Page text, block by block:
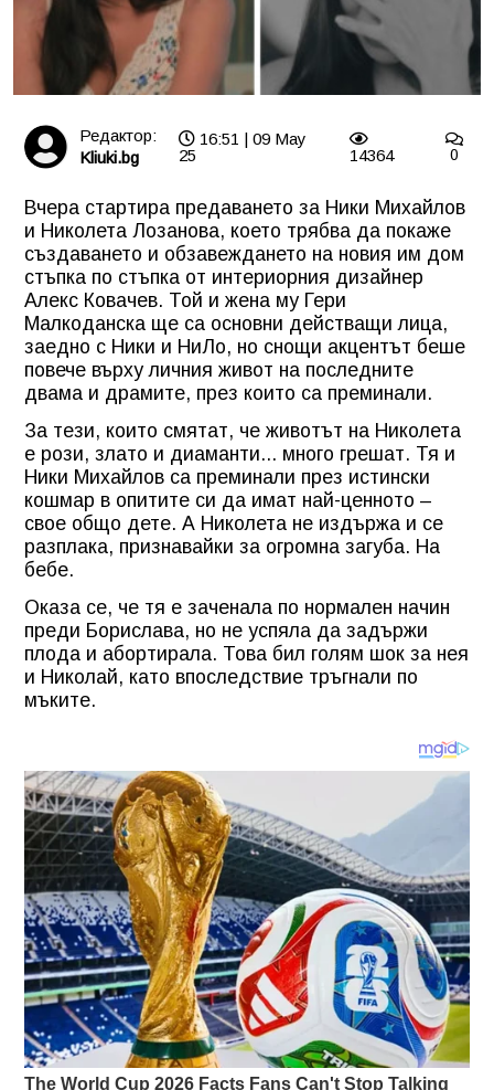
Редактор:
Kliuki.bg
16:51 | 09 May
25
14364 0
Вчера стартира предаването за Ники Михайлов
и Николета Лозанова, което трябва да покаже
създаването и обзавеждането на новия им дом
стъпка по стъпка от интериорния дизайнер
Алекс Ковачев. Той и жена му Гери
Малкоданска ще са основни действащи лица,
заедно с Ники и НиЛо, но снощи акцентът беше
повече върху личния живот на последните
двама и драмите, през които са преминали.
За тези, които смятат, че животът на Николета
е рози, злато и диаманти... много грешат. Тя и
Ники Михайлов са преминали през истински
кошмар в опитите си да имат най-ценното –
свое общо дете. А Николета не издържа и се
разплака, признавайки за огромна загуба. На
бебе.
Оказа се, че тя е заченала по нормален начин
преди Борислава, но не успяла да задържи
плода и абортирала. Това бил голям шок за нея
и Николай, като впоследствие тръгнали по
мъките.